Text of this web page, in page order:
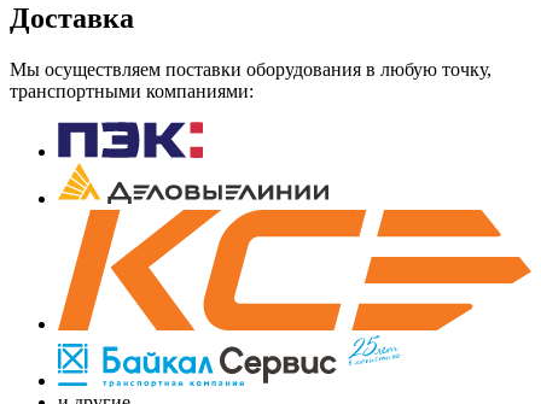
Доставка
Мы осуществляем поставки оборудования в любую точку,
транспортными компаниями: